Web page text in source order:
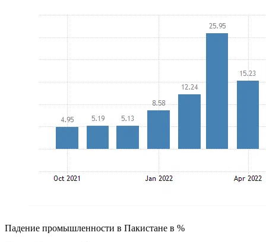
Падение промышленности в Пакистане в %